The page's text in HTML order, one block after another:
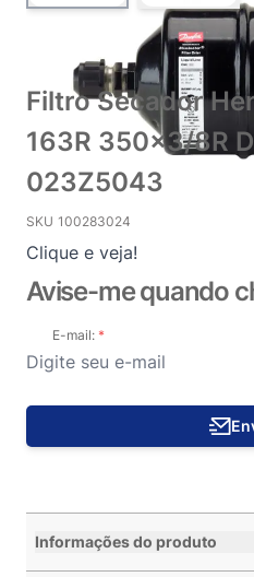
Filtro Secador
163R 350x3/8R
023Z5043
SKU 100283024
Clique e veja!
Avise-me quando
E-mail:
Informações do produto